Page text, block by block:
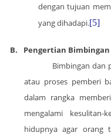
dengan tujuan
yang dihadapi.[5]
B.
Pengertian
Bimbingan dan
atau proses pemberi
dalam rangka
mengalami kesulitan-
hidupnya agar orang